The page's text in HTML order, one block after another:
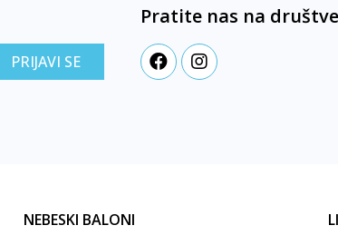
PRIJAVI SE
Pratite nas na
NEBESKI BALONI